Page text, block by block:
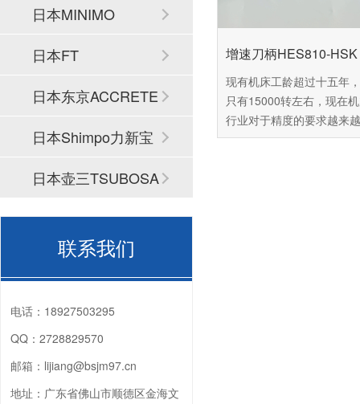
增速刀柄HES810-
现有机床工龄超过十五年
只有15000转左右，现在
行业对于精度的要求越来
这台机床已经难以达到用
ECH
日本MINIMO
日本FT
日本东京ACCRETE
CH
日本Shimpo力新宝
日本壶三TSUBOSA
N
联系我们
电话： 18927503295
QQ： 2728829570
邮箱： lijiang@bsjm97.cn
地址： 广东省佛山市顺德区金海文